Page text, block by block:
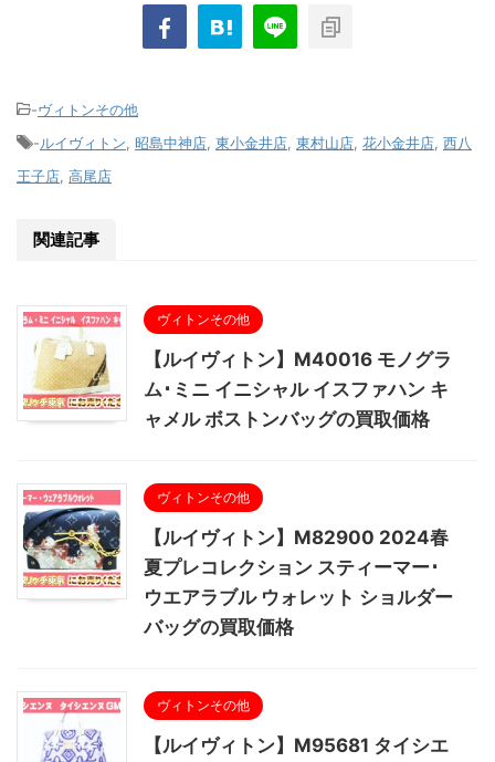
-ヴィトンその他
-ルイヴィトン 昭島中神店 東小金井店 東村山店 花小金井店 西八
王子店 高尾店
関連記事
ヴィトンその他
【ルイヴィトン】M40016 モノグラ
ム･ミニ イニシャル イスファハン キ
ャメル ボストンバッグの買取価格
ヴィトンその他
【ルイヴィトン】M82900 2024春
夏プレコレクション スティーマー･
ウエアラブル ウォレット ショルダー
バッグの買取価格
ヴィトンその他
【ルイヴィトン】M95681 タイシエ